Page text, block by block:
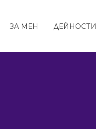
ЗА МЕН ДЕЙНОСТИ